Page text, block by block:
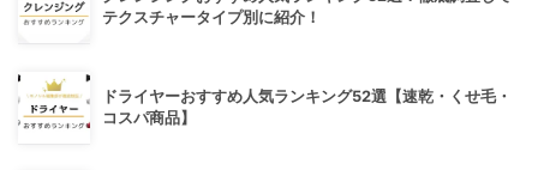
テクスチャータイプ別に紹介！
ドライヤーおすすめ人気ランキング52選【速乾・くせ毛・
コスパ商品】